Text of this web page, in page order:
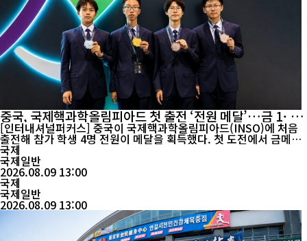
중국, 국제핵과학올림피아드 첫 출전 ‘전원 메달’…금 1·은
3
[인터내셔널퍼커스] 중국이 국제핵과학올림피아드(INSO)에 처음
출전해 참가 학생 4명 전원이 메달을 획득했다. 첫 도전에서 금메달
1개와 은메달 3개를 거두면서 중국의 청소년 핵과학 인재 양성에도
관심이 쏠리고 있다. 신화통신 등에 따르면 2026년 국제핵과학올림
피아드는 8일(현지시간) 사우디아라비아 서부 도시 제다에서 폐막
했다. 중국 대표팀은 이번 대회에 처음 참가해 금...
국제
국제일반
2026.08.09 13:00
국제
국제일반
2026.08.09 13:00